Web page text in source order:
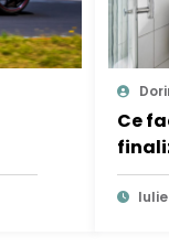
Ce